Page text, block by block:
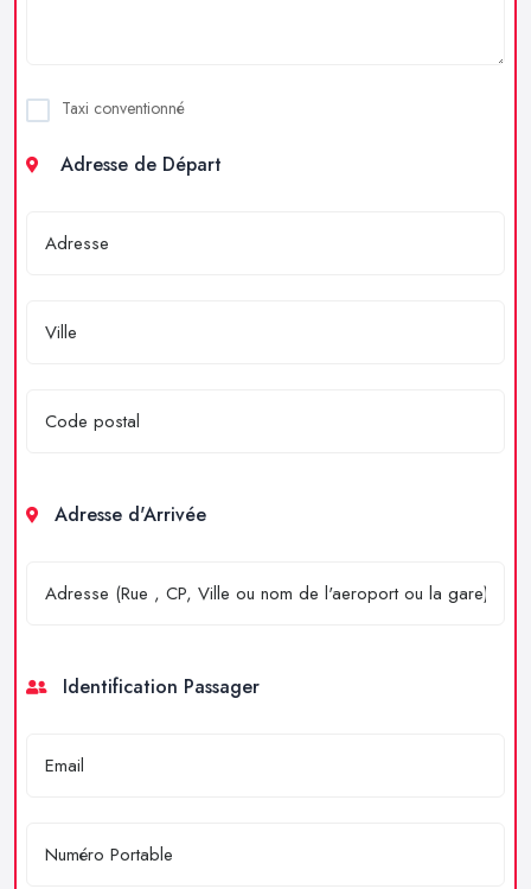
Taxi conventionné
Adresse de Départ
Adresse d'Arrivée
Identification Passager